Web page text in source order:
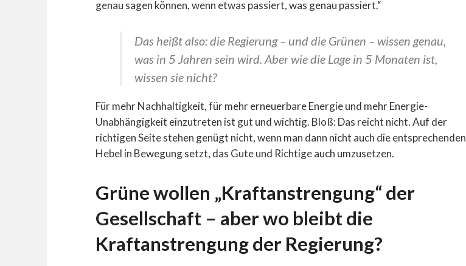
genau sagen können, wenn etwas passiert, was genau passiert.“
Das heißt also: die Regierung – und die Grünen – wissen genau,
was in 5 Jahren sein wird. Aber wie die Lage in 5 Monaten ist,
wissen sie nicht?
Für mehr Nachhaltigkeit, für mehr erneuerbare Energie und mehr Energie-
Unabhängigkeit einzutreten ist gut und wichtig. Bloß: Das reicht nicht. Auf der
richtigen Seite stehen genügt nicht, wenn man dann nicht auch die entsprechenden
Hebel in Bewegung setzt, das Gute und Richtige auch umzusetzen.
Grüne wollen „Kraftanstrengung“ der
Gesellschaft – aber wo bleibt die
Kraftanstrengung der Regierung?